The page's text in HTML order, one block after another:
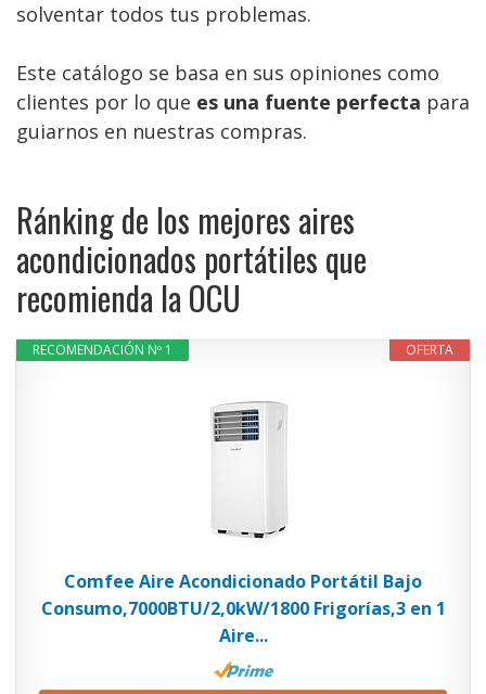
solventar todos tus problemas.
Este catálogo se basa en sus opiniones como
clientes por lo que es una fuente perfecta para
guiarnos en nuestras compras.
Ránking de los mejores aires
acondicionados portátiles que
recomienda la OCU
OFERTA
RECOMENDACIÓN Nº 1
Comfee Aire Acondicionado Portátil Bajo
Consumo,7000BTU/2,0kW/1800 Frigorías,3 en 1
Aire...